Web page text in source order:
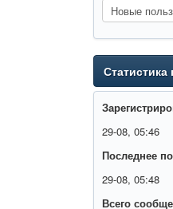
Статистика
29-08, 05:46
Последнее
29-08, 05:48
Всего